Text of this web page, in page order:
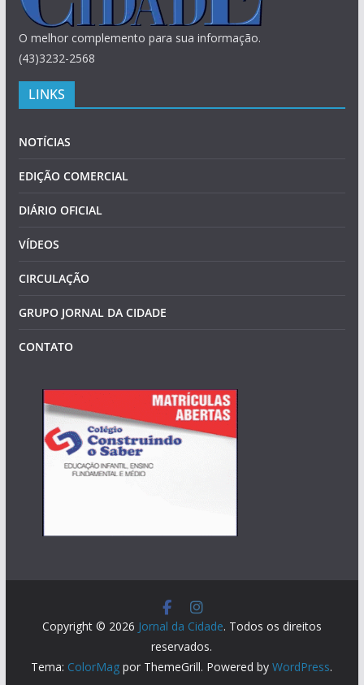
O melhor complemento para sua informação.
(43)3232-2568
LINKS
NOTÍCIAS
EDIÇÃO COMERCIAL
DIÁRIO OFICIAL
VÍDEOS
CIRCULAÇÃO
GRUPO JORNAL DA CIDADE
CONTATO
Copyright © 2026 Jornal da Cidade. Todos os direitos
reservados.
Tema: ColorMag por ThemeGrill. Powered byWordPress.